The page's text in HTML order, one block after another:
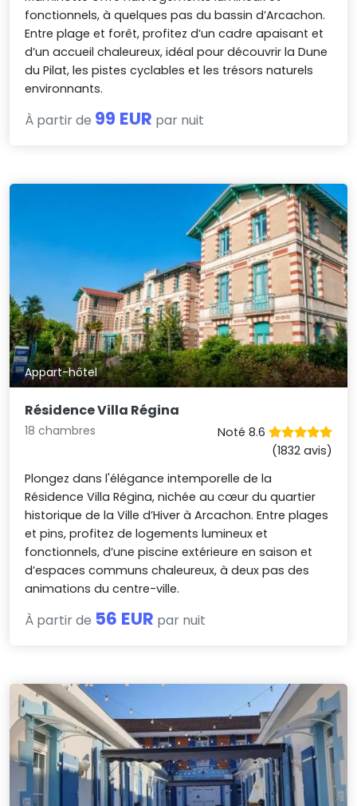
fonctionnels, à quelques pas du bassin d’Arcachon.
Entre plage et forêt, profitez d’un cadre apaisant et
d’un accueil chaleureux, idéal pour découvrir la Dune
du Pilat, les pistes cyclables et les trésors naturels
environnants.
À partir de 99 EUR par nuit
Appart-hôtel
Résidence Villa Régina
18 chambres
Noté 8.6
(1832 avis)
Plongez dans l'élégance intemporelle de la
Résidence Villa Régina, nichée au cœur du quartier
historique de la Ville d’Hiver à Arcachon. Entre plages
et pins, profitez de logements lumineux et
fonctionnels, d’une piscine extérieure en saison et
d’espaces communs chaleureux, à deux pas des
animations du centre-ville.
À partir de 56 EUR par nuit